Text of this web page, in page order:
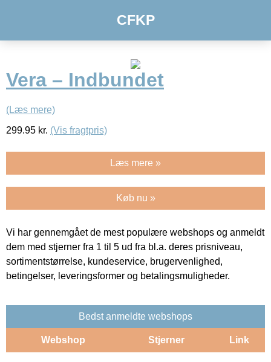
CFKP
Vera – Indbundet
(Læs mere)
299.95 kr. (Vis fragtpris)
Læs mere »
Køb nu »
Vi har gennemgået de mest populære webshops og anmeldt
dem med stjerner fra 1 til 5 ud fra bl.a. deres prisniveau,
sortimentstørrelse, kundeservice, brugervenlighed,
betingelser, leveringsformer og betalingsmuligheder.
Bedst anmeldte webshops
Webshop Stjerner Link